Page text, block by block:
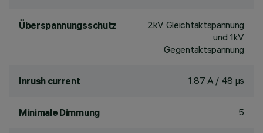
Überspannungsschutz
2kV Gleichtaktspannung
und 1kV
Gegentaktspannung
Inrush current 1.87 A / 48 µs
Minimale Dimmung 5